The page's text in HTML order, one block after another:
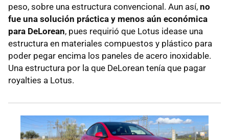
peso, sobre una estructura convencional. Aun así, no
fue una solución práctica y menos aún económica
para DeLorean, pues requirió que Lotus idease una
estructura en materiales compuestos y plástico para
poder pegar encima los paneles de acero inoxidable.
Una estructura por la que DeLorean tenía que pagar
royalties a Lotus.